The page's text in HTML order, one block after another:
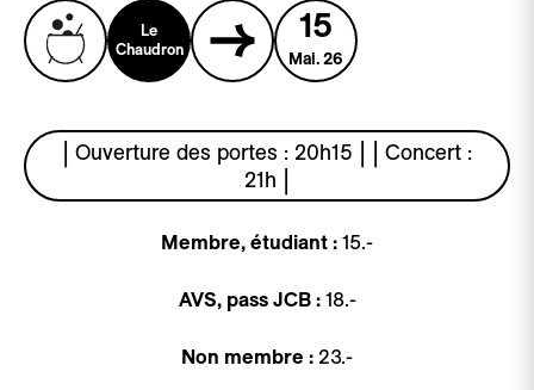
Le
Chaudron
15
Mai. 26
| Ouverture des portes : 20h15 | | Concert :
21h |
Membre, étudiant :15.-
AVS, pass JCB :18.-
Non membre : 23.-